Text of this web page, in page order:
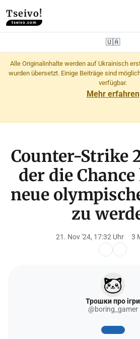
Tseivo!
tseivo.com
🇺🇦
Alle Originalinhalte werden auf Ukrainisch
wurden übersetzt. Einige Beiträge sind
verfügbar.
Mehr erfahren
Counter-Strike
der die
neue
zu
21. Nov '24, 17:32 Uhr 3
Трошки про ігри
@boring_gamer